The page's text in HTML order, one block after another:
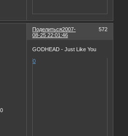
Поделиться 572
2007-
08-25 22:01:46
GODHEAD - Just Like You
0